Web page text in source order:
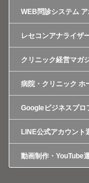
WEB問診システム
レセコンアナライザ
クリニック経営マガ
病院・クリニック ホ
Googleビジネスプロ
LINE公式アカウント
動画制作・YouTube